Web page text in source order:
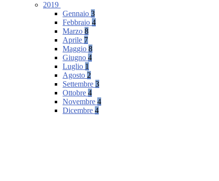
2019
Gennaio 3
Febbraio 4
Marzo 8
Aprile 7
Maggio 8
Giugno 4
Luglio 1
Agosto 2
Settembre 3
Ottobre 4
Novembre 4
Dicembre 4